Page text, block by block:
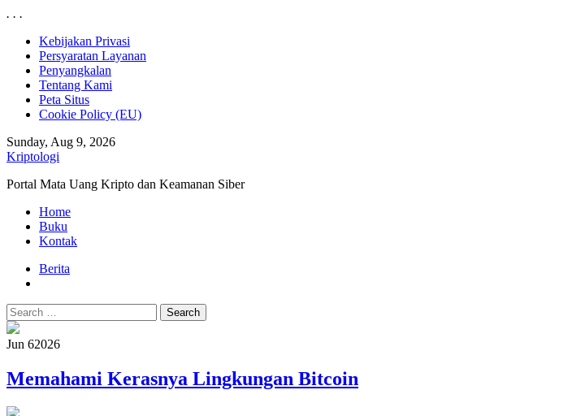
. . .
Skip
content
Kebijakan Privasi
Persyaratan Layanan
Penyangkalan
Tentang Kami
Peta Situs
Cookie Policy (EU)
Sunday, Aug 9, 2026
Kriptologi
Portal Mata Uang Kripto dan Keamanan Siber
Primary
Menu
Home
Buku
Kontak
Berita
Search
for:
Jun 62026
Memahami Kerasnya Lingkungan Bitcoin